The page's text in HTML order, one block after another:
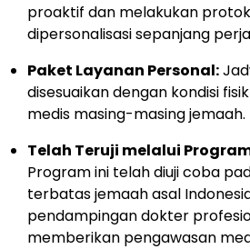
proaktif dan melakukan
dipersonalisasi sepanjang
Paket Layanan Personal:
disesuaikan dengan kondisi
medis masing-masing jemaah.
Telah Teruji melalui
Program ini telah diuji coba
terbatas jemaah asal
pendampingan dokter
memberikan pengawasan